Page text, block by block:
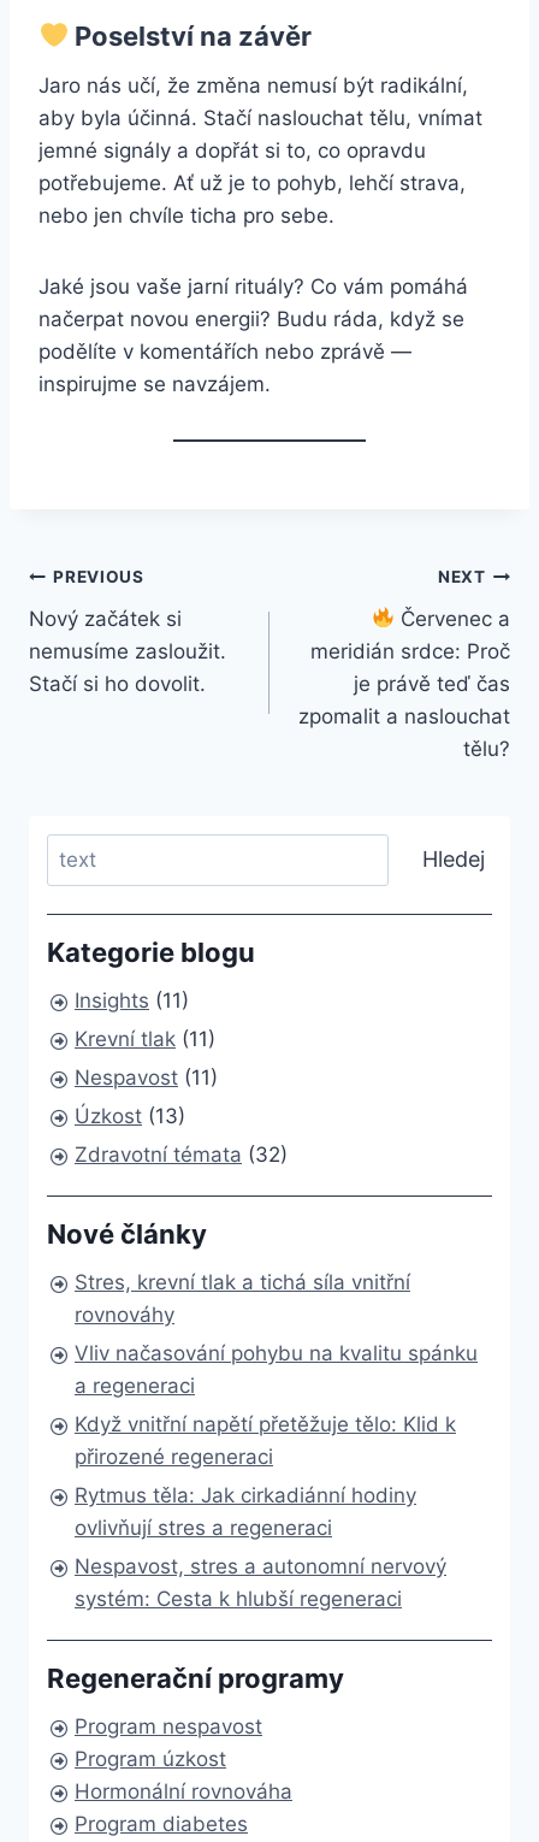
Poselství na závěr
Jaro nás učí, že změna nemusí být radikální,
aby byla účinná. Stačí naslouchat tělu, vnímat
jemné signály a dopřát si to, co opravdu
potřebujeme. Ať už je to pohyb, lehčí strava,
nebo jen chvíle ticha pro sebe.
Jaké jsou vaše jarní rituály? Co vám pomáhá
načerpat novou energii? Budu ráda, když se
podělíte v komentářích nebo zprávě —
inspirujme se navzájem.
Post
navigation
PREVIOUS
Nový začátek si
nemusíme zasloužit.
Stačí si ho dovolit.
NEXT
Červenec a
meridián srdce: Proč
je právě teď čas
zpomalit a naslouchat
tělu?
Search Hledej
Kategorie blogu
Insights (11)
Krevní tlak (11)
Nespavost (11)
Úzkost (13)
Zdravotní témata (32)
Nové články
Stres, krevní tlak a tichá síla vnitřní
rovnováhy
Vliv načasování pohybu na kvalitu spánku
a regeneraci
Když vnitřní napětí přetěžuje tělo: Klid k
přirozené regeneraci
Rytmus těla: Jak cirkadiánní hodiny
ovlivňují stres a regeneraci
Nespavost, stres a autonomní nervový
systém: Cesta k hlubší regeneraci
Regenerační programy
Program nespavost
Program úzkost
Hormonální rovnováha
Program diabetes